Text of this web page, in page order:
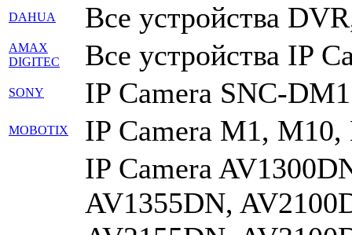
DAHUA Все устройства
AMAX
DIGITEC
Все устройства IP
SONY IP Camera SNC-
MOBOTIX IP Camera M1,
IP Camera
AV1355DN,